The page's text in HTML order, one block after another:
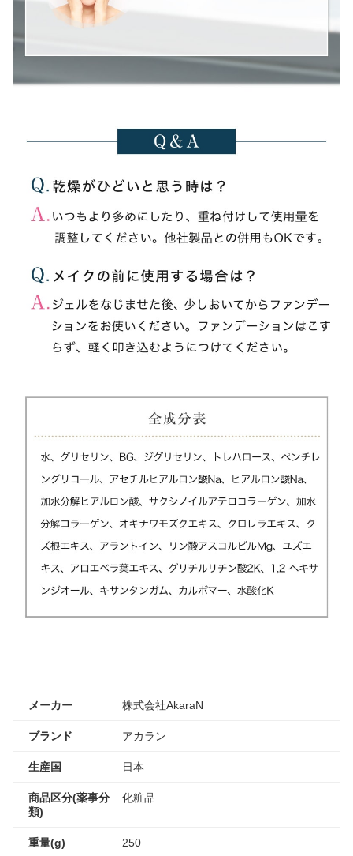
メーカー 株式会社AkaraN
ブランド アカラン
生産国 日本
商品区分(薬事分
類)
化粧品
重量(g) 250